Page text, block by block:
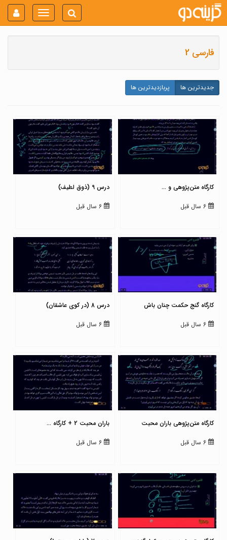
Toggle
navigation
فارسی 2
جدیدترین ها پربازدیدترین ها
کارگاه متن‌پژوهی و ...
6 سال قبل
درس 9 (ذوق لطیف)
6 سال قبل
کارگاه گنج حکمت چنان باش
6 سال قبل
درس 8 (در کوی عاشقان)
6 سال قبل
کارگاه متن‌پژوهی باران محبت
6 سال قبل
باران محبت 2 + کارگاه ...
6 سال قبل